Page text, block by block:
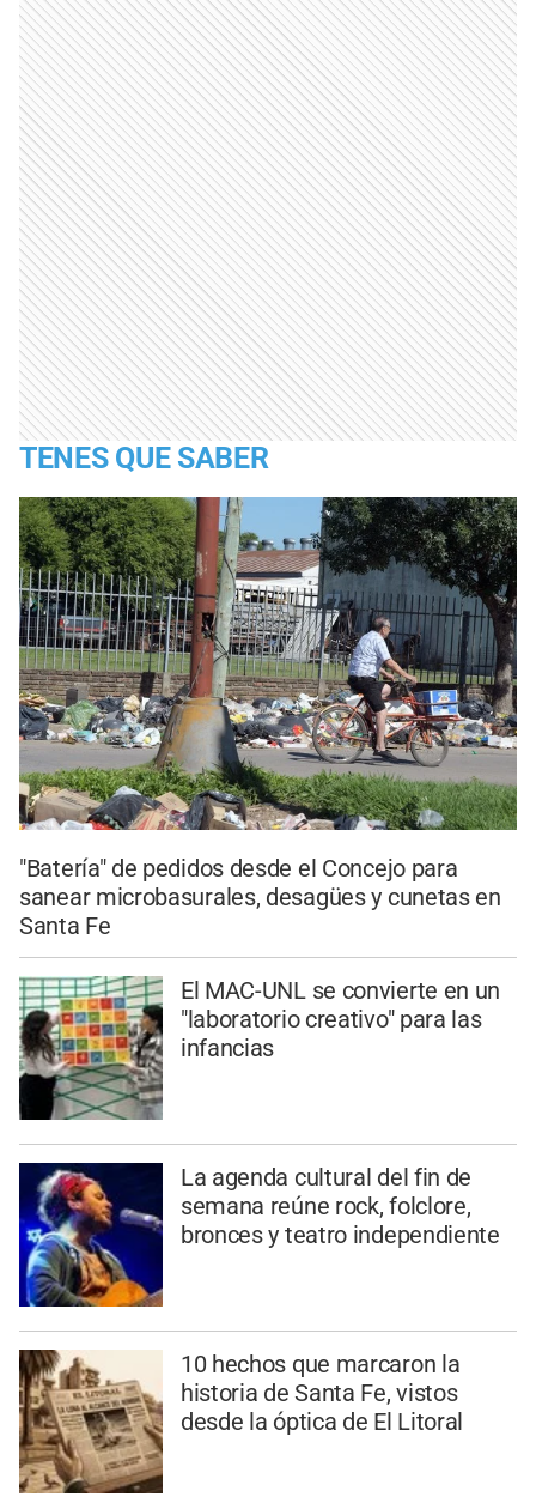
TENES QUE SABER
"Batería" de pedidos desde el Concejo para
sanear microbasurales, desagües y cunetas en
Santa Fe
El MAC-UNL se convierte en un
"laboratorio creativo" para las
infancias
La agenda cultural del fin de
semana reúne rock, folclore,
bronces y teatro independiente
10 hechos que marcaron la
historia de Santa Fe, vistos
desde la óptica de El Litoral